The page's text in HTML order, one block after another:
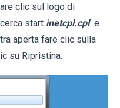
clic sul logo di
start inetcpl.cpl e
aperta fare clic sulla
su Ripristina.